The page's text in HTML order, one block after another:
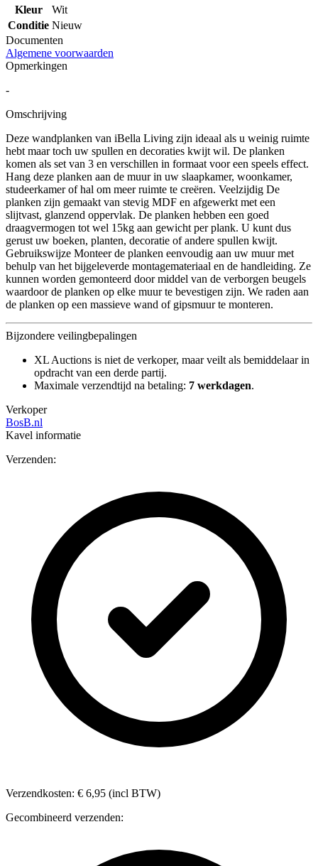
Kleur
Wit
Conditie Nieuw
Documenten
Algemene voorwaarden
Opmerkingen
-
Omschrijving
Deze wandplanken van iBella Living zijn ideaal als u weinig ruimte
hebt maar toch uw spullen en decoraties kwijt wil. De planken
komen als set van 3 en verschillen in formaat voor een speels effect.
Hang deze planken aan de muur in uw slaapkamer, woonkamer,
studeerkamer of hal om meer ruimte te creëren. Veelzijdig De
planken zijn gemaakt van stevig MDF en afgewerkt met een
slijtvast, glanzend oppervlak. De planken hebben een goed
draagvermogen tot wel 15kg aan gewicht per plank. U kunt dus
gerust uw boeken, planten, decoratie of andere spullen kwijt.
Gebruikswijze Monteer de planken eenvoudig aan uw muur met
behulp van het bijgeleverde montagemateriaal en de handleiding. Ze
kunnen worden gemonteerd door middel van de verborgen beugels
waardoor de planken op elke muur te bevestigen zijn. We raden aan
de planken op een massieve wand of gipsmuur te monteren.
Bijzondere veilingbepalingen
XL Auctions is niet de verkoper, maar veilt als bemiddelaar in
opdracht van een derde partij.
Maximale verzendtijd na betaling: 7 werkdagen.
Verkoper
BosB.nl
Kavel informatie
Verzenden:
Verzendkosten: € 6,95 (incl BTW)
Gecombineerd verzenden: